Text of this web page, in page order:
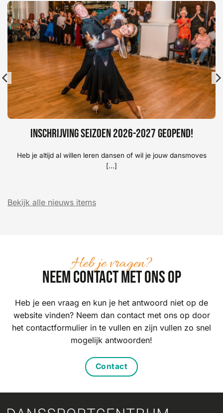
Inschrijving seizoen 2026-2027 geopend!
Heb je altijd al willen leren dansen of wil je jouw dansmoves
[...]
Bekijk alle nieuws items
Heb je vragen?
Neem contact met ons op
Heb je een vraag en kun je het antwoord niet op de
website vinden? Neem dan contact met ons op door
het contactformulier in te vullen en zijn vullen zo snel
mogelijk antwoorden!
Contact